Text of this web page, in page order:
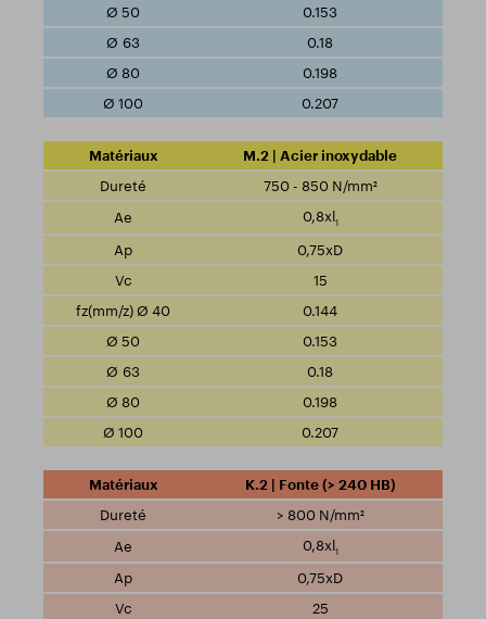
0.153
0.18
0.198
0.207
M.2 | Acier inoxydable
750 - 850 N/mm²
0,8xl1
0,75xD
15
0.144
0.153
0.18
0.198
0.207
K.2 | Fonte (> 240 HB)
> 800 N/mm²
0,8xl1
0,75xD
25